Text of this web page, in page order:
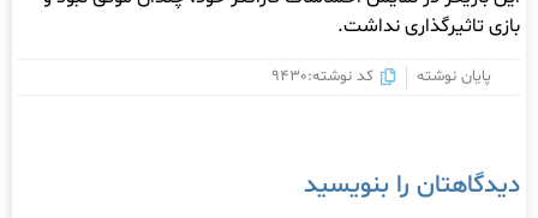
بازی تاثیرگذاری نداشت.
پایان نوشته کد نوشته:9430
دیدگاهتان را بنویسید